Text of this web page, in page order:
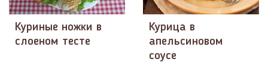
Куриные ножки в
слоеном тесте
Курица в
апельсиновом
соусе